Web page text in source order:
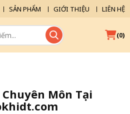
SẢN PHẨM GIỚI THIỆU LIÊN HỆ
(0)
Môn Tại